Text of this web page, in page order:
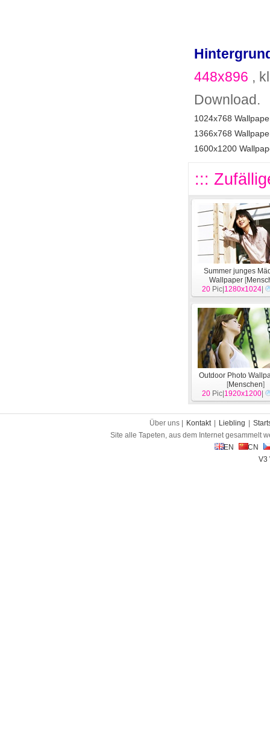
448x896 ,
Download.
1024x768
1366x768
1600x1200
:::
Summer junges
Wallpaper [
20 Pic| 1280x1024
Outdoor Photo
[Menschen]
20 Pic| 1920x1200
Über uns | Kontakt Liebling
Site alle Tapeten, aus dem Internet gesammelt
EN
CN
V3